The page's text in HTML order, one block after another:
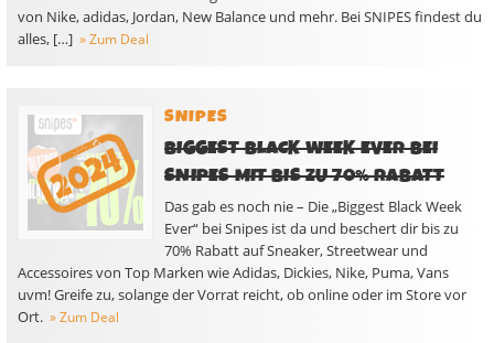
von Nike, adidas, Jordan, New Balance und mehr. Bei SNIPES findest du
alles, […] » Zum Deal
SNIPES
BIGGEST BLACK WEEK EVER BEI
SNIPES MIT BIS ZU 70% RABATT
Das gab es noch nie – Die „Biggest Black Week
Ever“ bei Snipes ist da und beschert dir bis zu
70% Rabatt auf Sneaker, Streetwear und
Accessoires von Top Marken wie Adidas, Dickies, Nike, Puma, Vans
uvm! Greife zu, solange der Vorrat reicht, ob online oder im Store vor
Ort. » Zum Deal